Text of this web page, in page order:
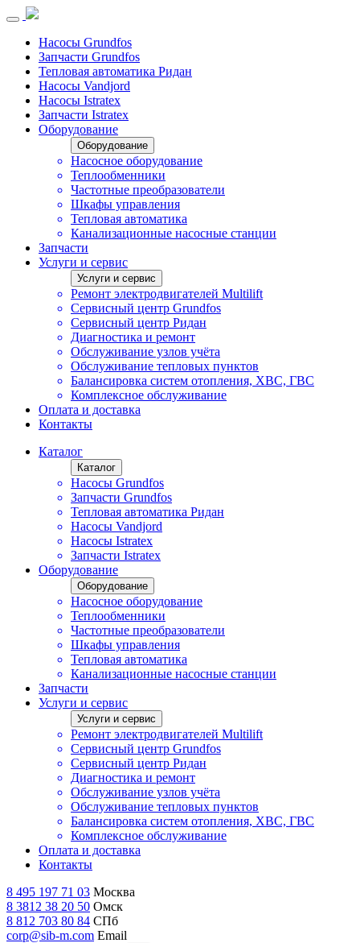
Насосы Grundfos
Запчасти Grundfos
Тепловая автоматика Ридан
Насосы Vandjord
Насосы Istratex
Запчасти Istratex
Оборудование
Оборудование
Насосное оборудование
Теплообменники
Частотные преобразователи
Шкафы управления
Тепловая автоматика
Канализационные насосные станции
Запчасти
Услуги и сервис
Услуги и сервис
Ремонт электродвигателей Multilift
Сервисный центр Grundfos
Сервисный центр Ридан
Диагностика и ремонт
Обслуживание узлов учёта
Обслуживание тепловых пунктов
Балансировка систем отопления, ХВС, ГВС
Комплексное обслуживание
Оплата и доставка
Контакты
Каталог
Каталог
Насосы Grundfos
Запчасти Grundfos
Тепловая автоматика Ридан
Насосы Vandjord
Насосы Istratex
Запчасти Istratex
Оборудование
Оборудование
Насосное оборудование
Теплообменники
Частотные преобразователи
Шкафы управления
Тепловая автоматика
Канализационные насосные станции
Запчасти
Услуги и сервис
Услуги и сервис
Ремонт электродвигателей Multilift
Сервисный центр Grundfos
Сервисный центр Ридан
Диагностика и ремонт
Обслуживание узлов учёта
Обслуживание тепловых пунктов
Балансировка систем отопления, ХВС, ГВС
Комплексное обслуживание
Оплата и доставка
Контакты
8 495 197 71 03 Москва
8 3812 38 20 50 Омск
8 812 703 80 84 СПб
corp@sib-m.com Email